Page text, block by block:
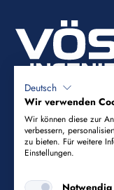
Vössing
Brunnenstraße
Deutsch
Wir verwenden
Wir können diese zur
verbessern,
zu bieten. Für weitere
Einstellungen.
Notwendig